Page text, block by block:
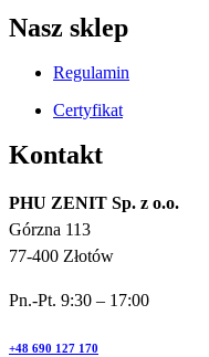
Nasz sklep
Regulamin
Certyfikat
Kontakt
PHU ZENIT Sp. z o.o.
Górzna 113
77-400 Złotów
Pn.-Pt. 9:30 – 17:00
+48 690 127 170